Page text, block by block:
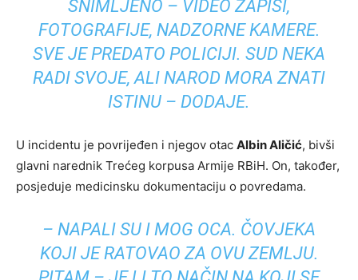
SNIMLJENO – VIDEO ZAPISI,
FOTOGRAFIJE, NADZORNE KAMERE.
SVE JE PREDATO POLICIJI. SUD NEKA
RADI SVOJE, ALI NAROD MORA ZNATI
ISTINU – DODAJE.
U incidentu je povrijeđen i njegov otac Albin Aličić, bivši
glavni narednik Trećeg korpusa Armije RBiH. On, također,
posjeduje medicinsku dokumentaciju o povredama.
– NAPALI SU I MOG OCA. ČOVJEKA
KOJI JE RATOVAO ZA OVU ZEMLJU.